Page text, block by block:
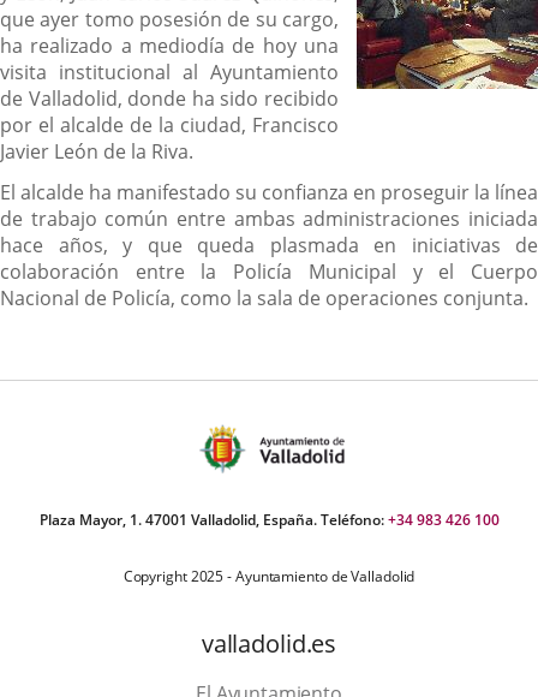
que ayer tomo posesión de su cargo,
ha realizado a mediodía de hoy una
visita institucional al Ayuntamiento
de Valladolid, donde ha sido recibido
por el alcalde de la ciudad, Francisco
Javier León de la Riva.
El alcalde ha manifestado su confianza en proseguir la línea
de trabajo común entre ambas administraciones iniciada
hace años, y que queda plasmada en iniciativas de
colaboración entre la Policía Municipal y el Cuerpo
Nacional de Policía, como la sala de operaciones conjunta.
Plaza Mayor, 1. 47001 Valladolid, España. Teléfono:+34 983 426 100
Copyright 2025 - Ayuntamiento de Valladolid
valladolid.es